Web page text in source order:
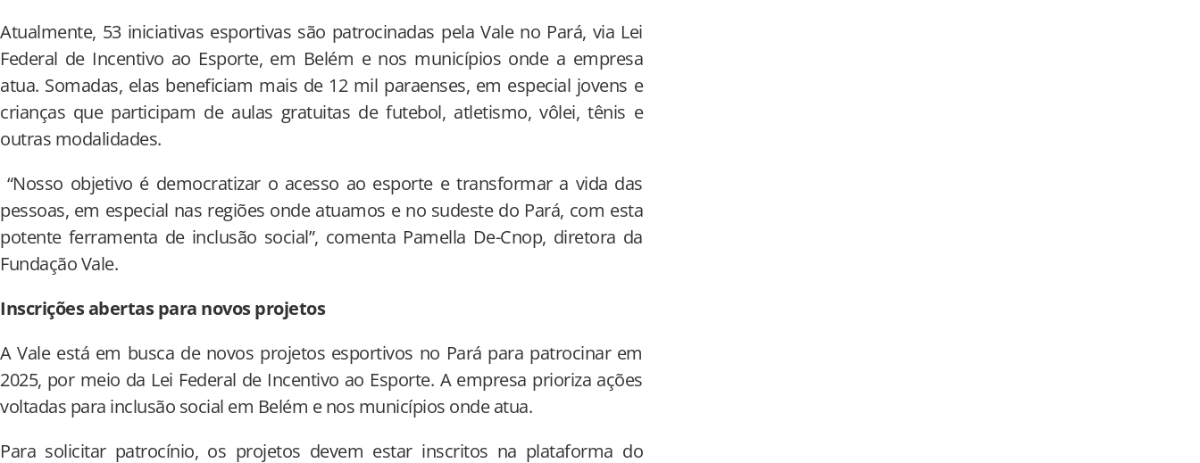
Atualmente, 53 iniciativas esportivas são patrocinadas pela Vale no Pará, via Lei
Federal de Incentivo ao Esporte, em Belém e nos municípios onde a empresa
atua. Somadas, elas beneficiam mais de 12 mil paraenses, em especial jovens e
crianças que participam de aulas gratuitas de futebol, atletismo, vôlei, tênis e
outras modalidades.
“Nosso objetivo é democratizar o acesso ao esporte e transformar a vida das
pessoas, em especial nas regiões onde atuamos e no sudeste do Pará, com esta
potente ferramenta de inclusão social”, comenta Pamella De-Cnop, diretora da
Fundação Vale.
Inscrições abertas para novos projetos
A Vale está em busca de novos projetos esportivos no Pará para patrocinar em
2025, por meio da Lei Federal de Incentivo ao Esporte. A empresa prioriza ações
voltadas para inclusão social em Belém e nos municípios onde atua.
Para solicitar patrocínio, os projetos devem estar inscritos na plataforma do